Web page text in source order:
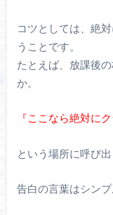
コツとしては、絶
うことです。
たとえば、放課後
か。
『ここなら絶対に
という場所に呼び
告白の言葉はシンプ